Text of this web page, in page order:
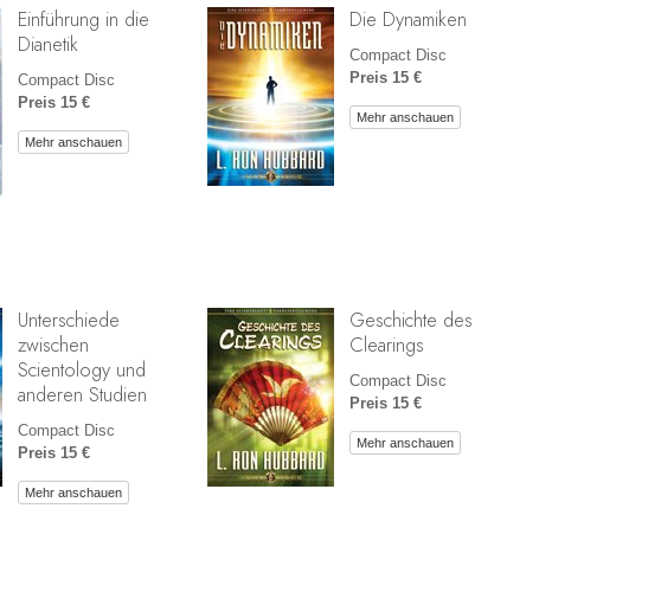
Die Ursache von Unterdrückung
Ermittlungen
Die Grundlagen des Organisierens
Die Grundlagen von Public Relations
Einführung in die
Dianetik
Compact Disc
Preis 15 €
Mehr anschauen
Die Dynamiken
Compact Disc
Preis 15 €
Mehr anschauen
Unterschiede
zwischen
Scientology und
anderen Studien
Compact Disc
Preis 15 €
Mehr anschauen
Geschichte des
Clearings
Compact Disc
Preis 15 €
Mehr anschauen